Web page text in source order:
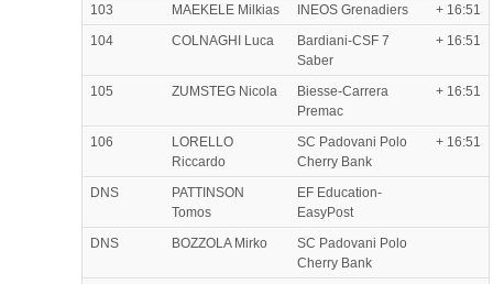
103 MAEKELE Milkias INEOS Grenadiers
+ 16:51
104
COLNAGHI Luca
Bardiani-CSF 7
Saber
+ 16:51
105 ZUMSTEG Nicola
Biesse-Carrera
Premac
+ 16:51
106
LORELLO
Riccardo
SC Padovani Polo
Cherry Bank
+ 16:51
DNS
PATTINSON
Tomos
EF Education-
EasyPost
DNS
BOZZOLA Mirko
SC Padovani Polo
Cherry Bank